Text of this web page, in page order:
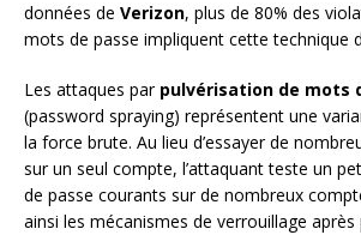
données de Verizon, plus de 80% des
mots de passe impliquent cette technique
Les attaques par pulvérisation de mots
(password spraying) représentent une
la force brute. Au lieu d’essayer de
sur un seul compte, l’attaquant teste un
de passe courants sur de nombreux
ainsi les mécanismes de verrouillage après